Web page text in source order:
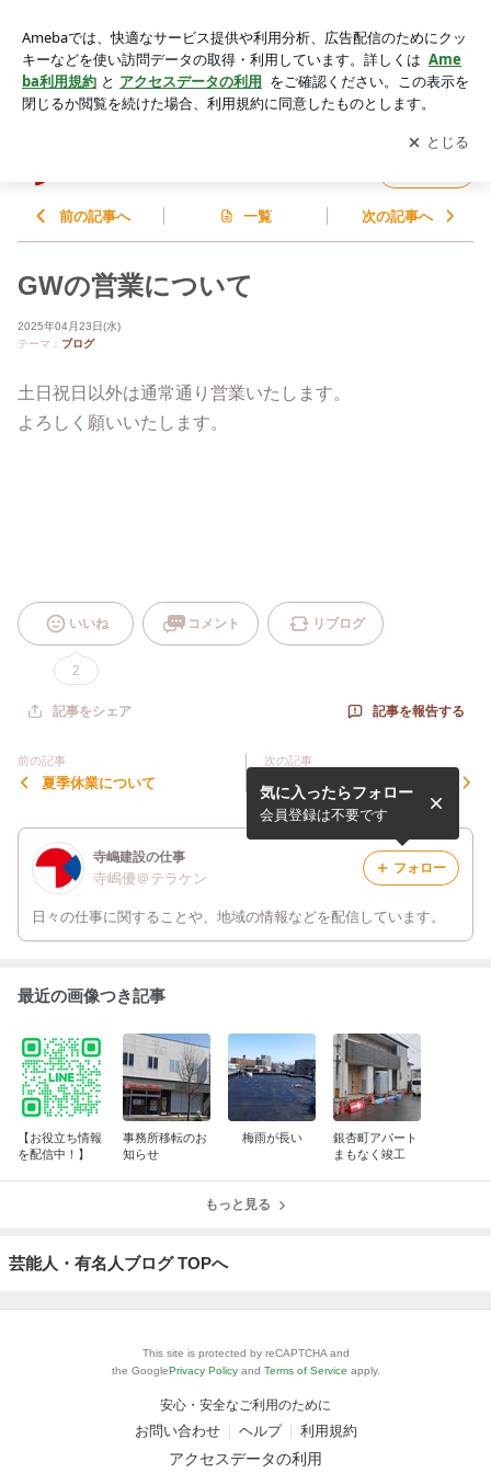
アプリをダウンロードして ブログの更新通知
を受け取りまし
ょう。
開く
前の記事へ 一覧 次の記事へ
GWの営業について
2025年04月23日(水)
テーマ： ブログ
土日祝日以外は通常通り営業いたします。
よろしく願いいたします。
いいね
2
コメント リブログ
記事をシェア 記事を報告する
前の記事
夏季休業について
次の記事
年末年始のお知らせ
寺嶋建設の仕事
寺嶋優＠テラケン
日々の仕事に関することや、地域の情報などを配信しています。
気に入ったらフォロー
会員登録は不要です
フォロー
最近の画像つき記事
【お役立ち情報
を配信中！】
事務所移転のお
知らせ
梅雨が長い
銀杏町アパート
まもなく竣工
もっと見る
芸能人・有名人ブログ TOPへ
This site is protected by reCAPTCHA and
the GooglePrivacy Policy and Terms of Service apply.
安心・安全なご利用のために
お問い合わせ ヘルプ 利用規約
アクセスデータの利用